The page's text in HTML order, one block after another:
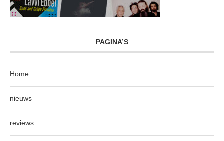
PAGINA’S
Home
nieuws
reviews